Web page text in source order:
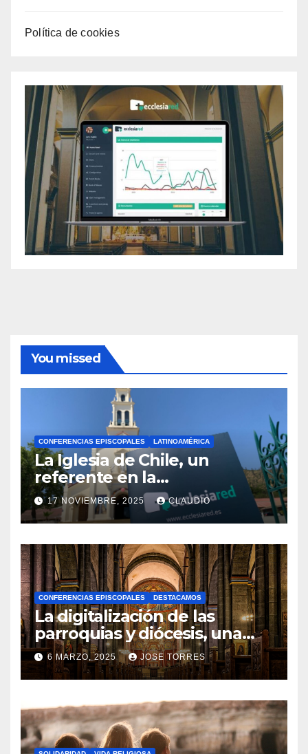
Política de cookies
You missed
CONFERENCIAS EPISCOPALES LATINOAMÉRICA
La Iglesia de Chile, un
referente en la
transformación digital
gracias a Ecclesiared
17 NOVIEMBRE, 2025 CLAUDIO
N
O
H
A
Y
C
O
M
N
T
A
CONFERENCIAS EPISCOPALES DESTACAMOS
La digitalización de las
parroquias y diócesis, una
realidad ya para el futuro de
la Iglesia
6 MARZO, 2025 JOSE TORRES
N
O
H
A